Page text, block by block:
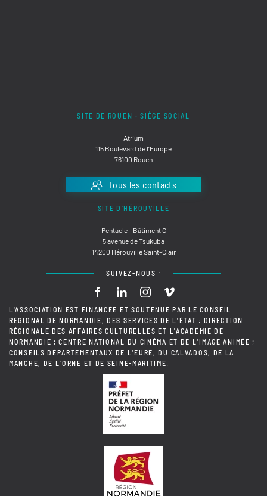
SITE DE ROUEN - SIÈGE SOCIAL
Atrium
115 Boulevard de l'Europe
76100 Rouen
Tous les contacts
SITE D'HÉROUVILLE
Pentacle - Bâtiment C
5 avenue de Tsukuba
14200 Hérouville Saint-Clair
SUIVEZ-NOUS :
L'ASSOCIATION EST FINANCÉE ET SOUTENUE PAR LE CONSEIL
RÉGIONAL DE NORMANDIE, DES SERVICES DE L'ÉTAT : DIRECTION
RÉGIONALE DES AFFAIRES CULTURELLES ET L'ACADÉMIE DE
NORMANDIE ; CENTRE NATIONAL DU CINÉMA ET DE L'IMAGE ANIMÉE ;
CONSEILS DÉPARTEMENTAUX DE L'EURE, DU CALVADOS, DE LA
MANCHE, DE L'ORNE ET DE SEINE-MARITIME.